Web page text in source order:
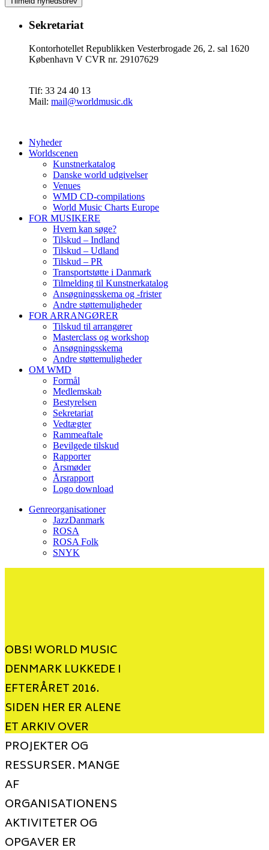
Sekretariat
Kontorhotellet Republikken Vesterbrogade 26, 2. sal 1620
København V CVR nr. 29107629
Tlf: 33 24 40 13
Mail: mail@worldmusic.dk
Nyheder
Worldscenen
Kunstnerkatalog
Danske world udgivelser
Venues
WMD CD-compilations
World Music Charts Europe
FOR MUSIKERE
Hvem kan søge?
Tilskud – Indland
Tilskud – Udland
Tilskud – PR
Transportstøtte i Danmark
Tilmelding til Kunstnerkatalog
Ansøgningsskema og -frister
Andre støttemuligheder
FOR ARRANGØRER
Tilskud til arrangører
Masterclass og workshop
Ansøgningsskema
Andre støttemuligheder
OM WMD
Formål
Medlemskab
Bestyrelsen
Sekretariat
Vedtægter
Rammeaftale
Bevilgede tilskud
Rapporter
Årsmøder
Årsrapport
Logo download
Genreorganisationer
JazzDanmark
ROSA
ROSA Folk
SNYK
OBS! WORLD MUSIC
DENMARK LUKKEDE I
EFTERÅRET 2016.
SIDEN HER ER ALENE
ET ARKIV OVER
PROJEKTER OG
RESSURSER. MANGE
AF
ORGANISATIONENS
AKTIVITETER OG
OPGAVER ER